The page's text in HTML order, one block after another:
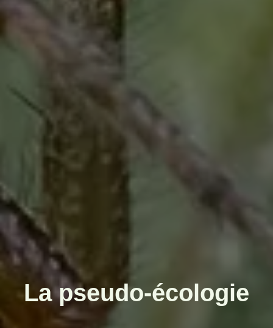
La pseudo-écologie